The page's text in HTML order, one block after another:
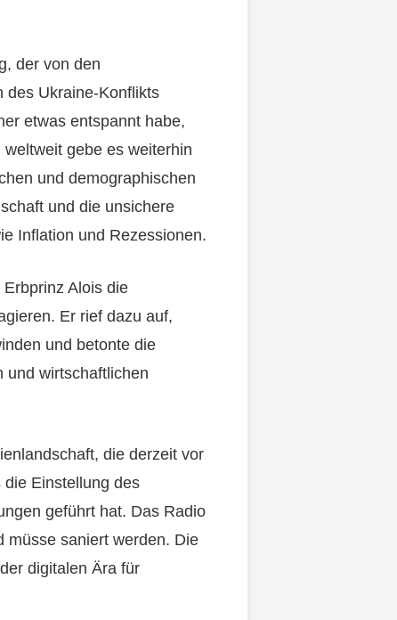
der von den
des Ukraine-Konflikts
etwas entspannt habe,
gebe es weiterhin
und demographischen
und die unsichere
Inflation und Rezessionen.
Alois die
Er rief dazu auf,
und betonte die
und wirtschaftlichen
die derzeit vor
Einstellung des
geführt hat. Das Radio
müsse saniert werden. Die
digitalen Ära für